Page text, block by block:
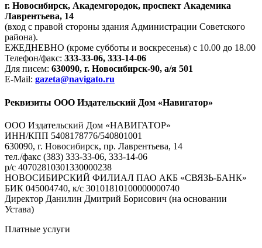
г. Новосибирск, Академгородок, проспект Академика
Лаврентьева, 14
(вход с правой стороны здания Администрации Советского
района).
ЕЖЕДНЕВНО (кроме субботы и воскресенья) с 10.00 до 18.00
Телефон/факс: 333-33-06, 333-14-06
Для писем: 630090, г. Новосибирск-90, а/я 501
E-Mail: gazeta@navigato.ru
Реквизиты ООО Издательский Дом «Навигатор»
ООО Издательский Дом «НАВИГАТОР»
ИНН/КПП 5408178776/540801001
630090, г. Новосибирск, пр. Лаврентьева, 14
тел./факс (383) 333-33-06, 333-14-06
р/с 40702810301330000238
НОВОСИБИРСКИЙ ФИЛИАЛ ПАО АКБ «СВЯЗЬ-БАНК»
БИК 045004740, к/с 30101810100000000740
Директор Данилин Дмитрий Борисович (на основании
Устава)
Платные услуги